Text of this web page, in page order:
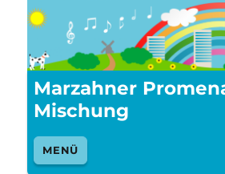
Marzahner
Mischung
MENÜ